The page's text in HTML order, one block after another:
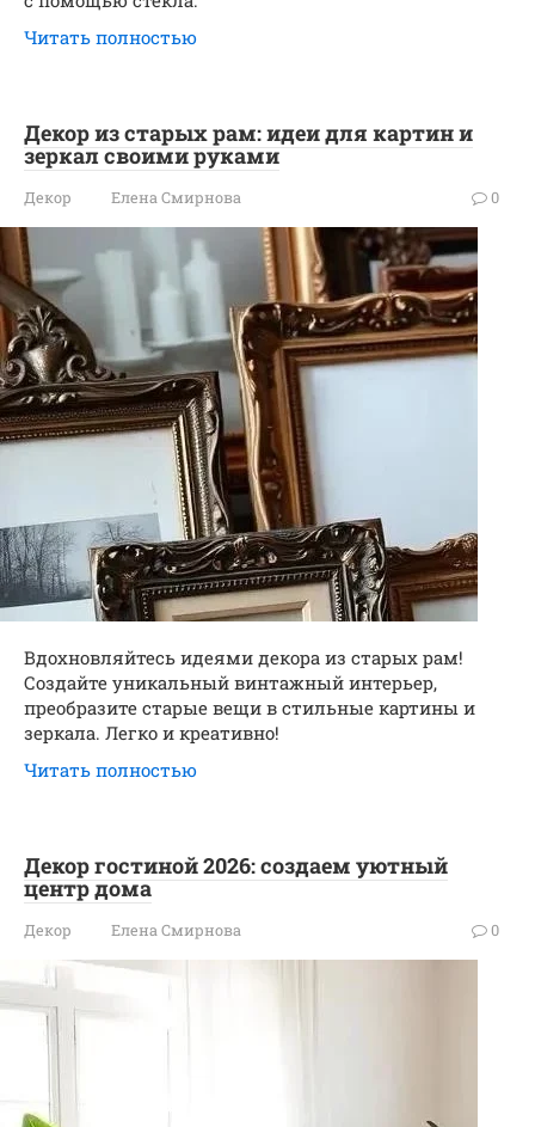
Читать полностью
Декор из старых рам: идеи для картин и
зеркал своими руками
Декор Елена Смирнова 0
Вдохновляйтесь идеями декора из старых рам!
Создайте уникальный винтажный интерьер,
преобразите старые вещи в стильные картины и
зеркала. Легко и креативно!
Читать полностью
Декор гостиной 2026: создаем уютный
центр дома
Декор Елена Смирнова 0